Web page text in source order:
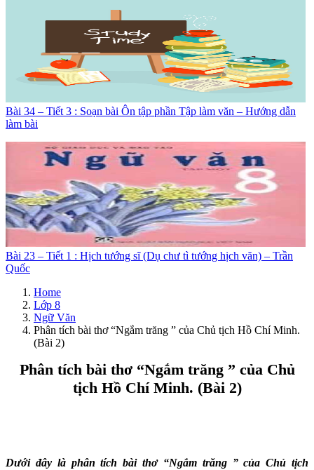
Bài 34 – Tiết 3 : Soạn bài Ôn tập phần Tập làm văn – Hướng dẫn
làm bài
Bài 23 – Tiết 1 : Hịch tướng sĩ (Dụ chư tì tướng hịch văn) – Trần
Quốc
Home
Lớp 8
Ngữ Văn
Phân tích bài thơ “Ngắm trăng ” của Chủ tịch Hồ Chí Minh.
(Bài 2)
Phân tích bài thơ “Ngắm trăng ” của Chủ
tịch Hồ Chí Minh. (Bài 2)
Dưới đây là phân tích bài thơ “Ngắm trăng ” của Chủ tịch